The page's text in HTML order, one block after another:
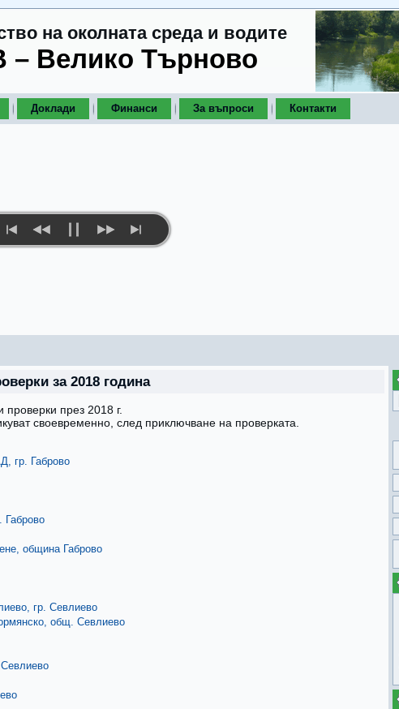
на околната среда и водите
Велико Търново
Доклади Финанси За въпроси Контакти
за 2018 година
проверки през 2018 г.
своевременно, след приключване на проверката.
Габрово
община Габрово
гр. Севлиево
общ. Севлиево